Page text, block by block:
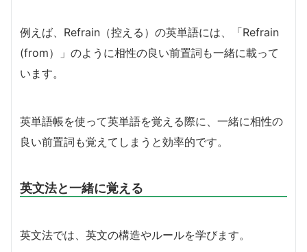
例えば、Refrain（控える）の英単語には、「Refrain
(from）」のように相性の良い前置詞も一緒に載って
います。
英単語帳を使って英単語を覚える際に、一緒に相性の
良い前置詞も覚えてしまうと効率的です。
英文法と一緒に覚える
英文法では、英文の構造やルールを学びます。